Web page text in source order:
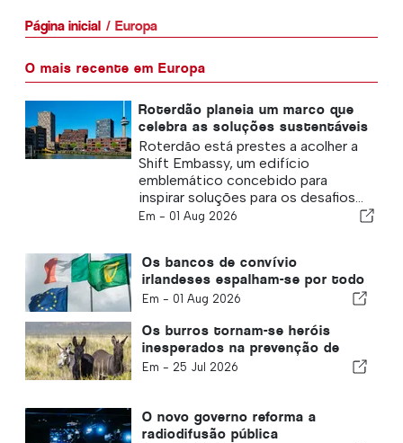
Página inicial Europa
O mais recente em Europa
Roterdão planeia um marco que
celebra as soluções sustentáveis
Roterdão está prestes a acolher a
Shift Embassy, um edifício
emblemático concebido para
inspirar soluções para os desafios...
Em - 01 Aug 2026
Os bancos de convívio
irlandeses espalham-se por todo
o país
Em - 01 Aug 2026
Os burros tornam-se heróis
inesperados na prevenção de
incêndios florestais
Em - 25 Jul 2026
O novo governo reforma a
radiodifusão pública